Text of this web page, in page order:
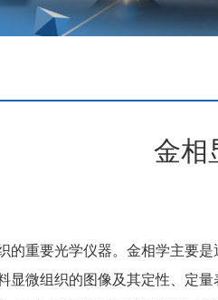
金相
的重要光学仪器。金相学主要是
显微组织的图像及其定性、定